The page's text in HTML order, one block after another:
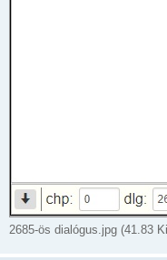
2685-ös dialógus.jpg (41.83